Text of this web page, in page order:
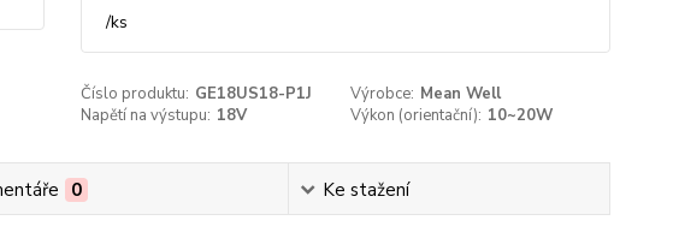
/ks
Číslo produktu: GE18US18-P1J Výrobce: Mean Well
Napětí na výstupu: 18V Výkon (orientační): 10~20W
0 Ke stažení